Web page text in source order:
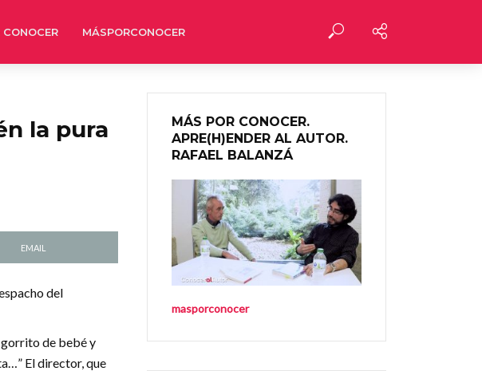
CONOCER MÁSPORCONOCER
la pura
EMAIL
del
gorrito de bebé y
El director, que
MÁS POR CONOCER.
APRE(H)ENDER AL AUTOR.
RAFAEL BALANZÁ
masporconocer